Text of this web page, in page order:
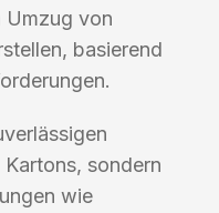
Umzug von
basierend
Kartons, sondern
wie